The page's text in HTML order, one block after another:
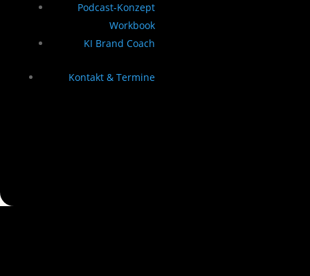
Podcast-Konzept
Workbook
KI Brand Coach
Kontakt & Termine